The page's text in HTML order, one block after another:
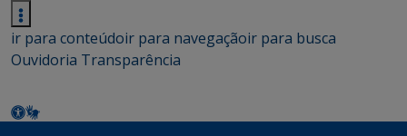
ir para conteúdoir para navegaçãoir para busca
Ouvidoria Transparência